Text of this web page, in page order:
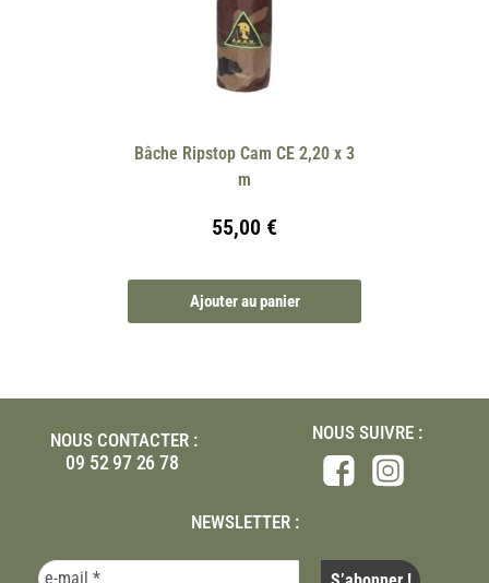
Bâche Ripstop Cam CE 2,20 x 3
m
55,00 €
Ajouter au panier
NOUS CONTACTER :
09 52 97 26 78
NOUS SUIVRE :
NEWSLETTER :